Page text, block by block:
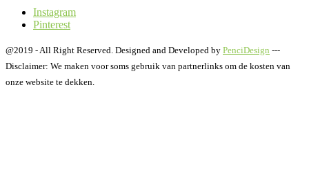
Instagram
Pinterest
@2019 - All Right Reserved. Designed and Developed by PenciDesign ---
Disclaimer: We maken voor soms gebruik van partnerlinks om de kosten van
onze website te dekken.